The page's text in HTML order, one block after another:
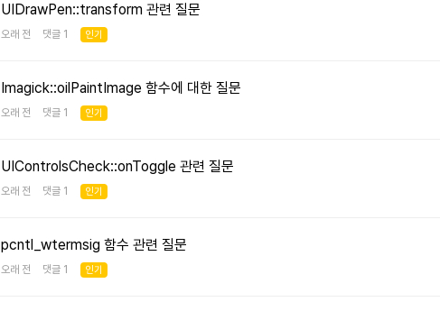
UIDrawPen::transform 관련 질문
오래 전 댓글 1 인기
Imagick::oilPaintImage 함수에 대한 질문
오래 전 댓글 1 인기
UIControlsCheck::onToggle 관련 질문
오래 전 댓글 1 인기
pcntl_wtermsig 함수 관련 질문
오래 전 댓글 1 인기